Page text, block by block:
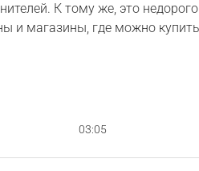
К тому же, это
и магазины, где можно
03:05